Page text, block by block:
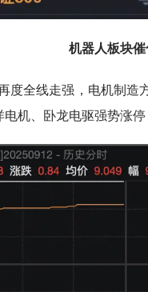
机器人板块
度全线走强，电机制造
机、卧龙电驱强势涨